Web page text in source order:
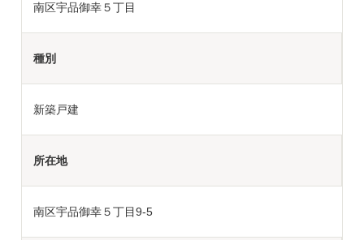
南区宇品御幸５丁目
種別
新築戸建
所在地
南区宇品御幸５丁目9-5